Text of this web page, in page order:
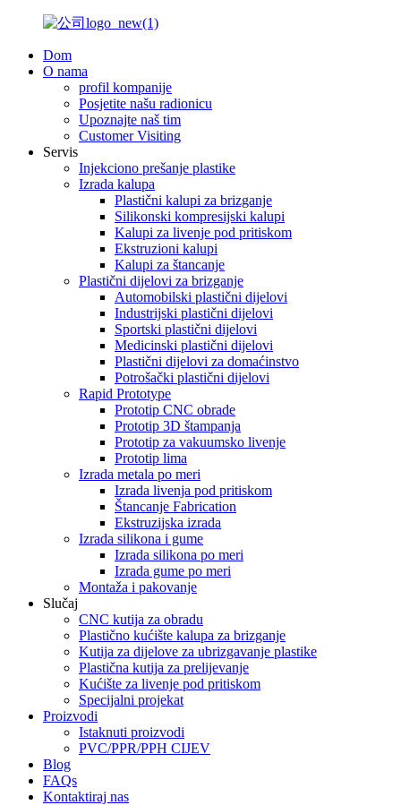
Dom
O nama
profil kompanije
Posjetite našu radionicu
Upoznajte naš tim
Customer Visiting
Servis
Injekciono prešanje plastike
Izrada kalupa
Plastični kalupi za brizganje
Silikonski kompresijski kalupi
Kalupi za livenje pod pritiskom
Ekstruzioni kalupi
Kalupi za štancanje
Plastični dijelovi za brizganje
Automobilski plastični dijelovi
Industrijski plastični dijelovi
Sportski plastični dijelovi
Medicinski plastični dijelovi
Plastični dijelovi za domaćinstvo
Potrošački plastični dijelovi
Rapid Prototype
Prototip CNC obrade
Prototip 3D štampanja
Prototip za vakuumsko livenje
Prototip lima
Izrada metala po meri
Izrada livenja pod pritiskom
Štancanje Fabrication
Ekstruzijska izrada
Izrada silikona i gume
Izrada silikona po meri
Izrada gume po meri
Montaža i pakovanje
Slučaj
CNC kutija za obradu
Plastično kućište kalupa za brizganje
Kutija za dijelove za ubrizgavanje plastike
Plastična kutija za prelijevanje
Kućište za livenje pod pritiskom
Specijalni projekat
Proizvodi
Istaknuti proizvodi
PVC/PPR/PPH CIJEV
Blog
FAQs
Kontaktiraj nas